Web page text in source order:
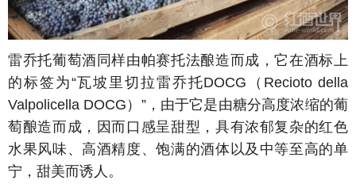
雷乔托葡萄酒同样由帕赛托法酿造而成，它在酒标上
的标签为“瓦坡里切拉雷乔托DOCG（Recioto della
Valpolicella DOCG）”，由于它是由糖分高度浓缩的葡
萄酿造而成，因而口感呈甜型，具有浓郁复杂的红色
水果风味、高酒精度、饱满的酒体以及中等至高的单
宁，甜美而诱人。